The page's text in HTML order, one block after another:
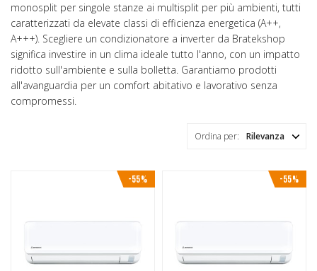
monosplit per singole stanze ai multisplit per più ambienti, tutti
caratterizzati da elevate classi di efficienza energetica (A++,
A+++). Scegliere un condizionatore a inverter da Bratekshop
significa investire in un clima ideale tutto l'anno, con un impatto
ridotto sull'ambiente e sulla bolletta. Garantiamo prodotti
all'avanguardia per un comfort abitativo e lavorativo senza
compromessi.
Ordina per: Rilevanza
-55% -55%